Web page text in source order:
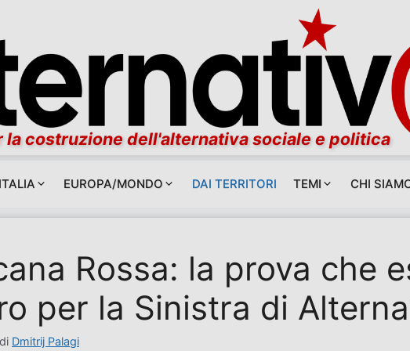
la costruzione dell'alternativa sociale e politica
ITALIA EUROPA/MONDO DAI TERRITORI TEMI CHI
Rossa: la prova che
per la Sinistra di
di Dmitrij Palagi